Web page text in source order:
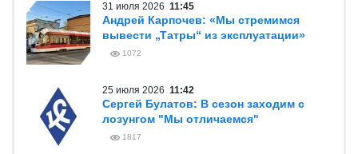
31 июля 2026 11:45
Андрей Карпочев: «Мы стремимся
вывести „Татры“ из эксплуатации»
1072
25 июля 2026 11:42
Сергей Булатов: В сезон заходим с
лозунгом "Мы отличаемся"
1817